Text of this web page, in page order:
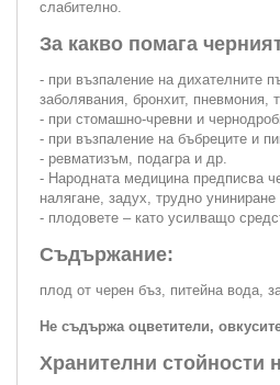
слабително.
За какво помага
- при възпаление на дихателните
заболявания, бронхит, пневмония,
- при стомашно-чревни и
- при възпаление на бъбреците и
- ревматизъм, подагра и др.
- Народната медицина предписва
налягане, задух, трудно
- плодовете – като усилващо
Съдържание:
плод от черен бъз, питейна вода,
Не съдържа оцветители,
Хранителни стойности